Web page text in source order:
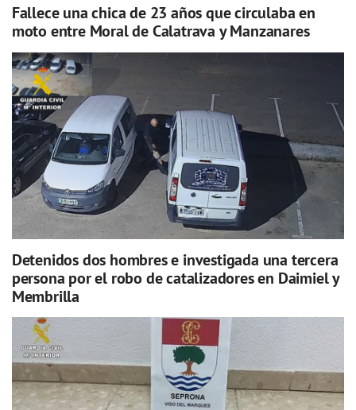
Fallece una chica de 23 años que circulaba en
moto entre Moral de Calatrava y Manzanares
Detenidos dos hombres e investigada una tercera
persona por el robo de catalizadores en Daimiel y
Membrilla